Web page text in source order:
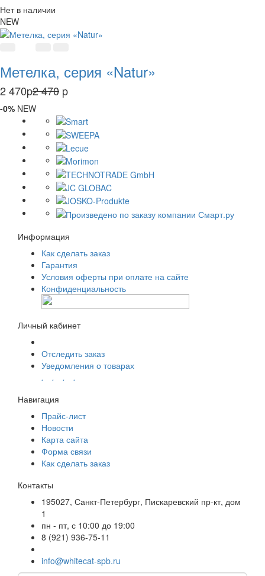
Нет в наличии
NEW
Метелка, серия «Natur»
2 470p2 470 p
-0% NEW
Информация
Как сделать заказ
Гарантия
Условия оферты при оплате на сайте
Конфиденциальность
Личный кабинет
Отследить заказ
Уведомления о товарах
.
. .
.
Навигация
Прайс-лист
Новости
Карта сайта
Форма связи
Как сделать заказ
Контакты
195027, Санкт-Петербург, Пискаревский пр-кт, дом
1
пн - пт, с 10:00 до 19:00
8 (921) 936-75-11
info@whitecat-spb.ru